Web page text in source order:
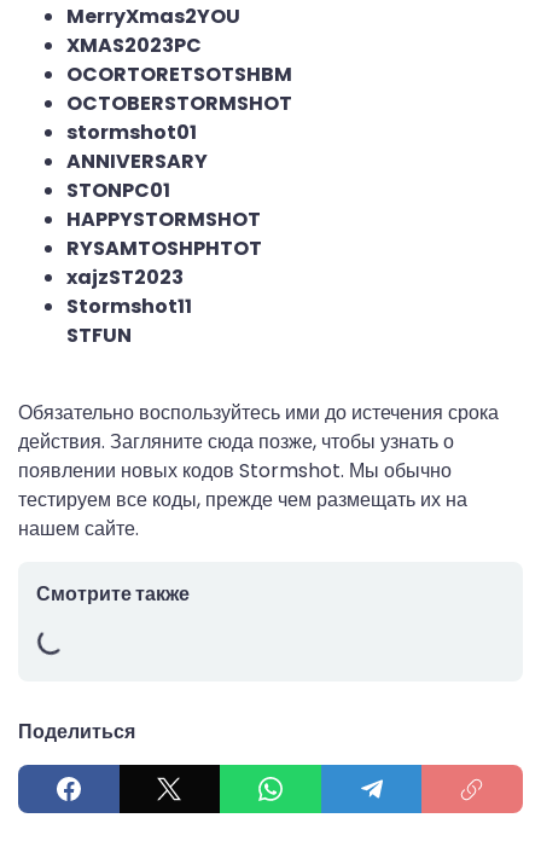
MerryXmas2YOU
XMAS2023PC
OCORTORETSOTSHBM
OCTOBERSTORMSHOT
stormshot01
ANNIVERSARY
STONPC01
HAPPYSTORMSHOT
RYSAMTOSHPHTOT
xajzST2023
Stormshot11
STFUN
Обязательно воспользуйтесь ими до истечения срока
действия. Загляните сюда позже, чтобы узнать о
появлении новых кодов Stormshot. Мы обычно
тестируем все коды, прежде чем размещать их на
нашем сайте.
Смотрите также
Поделиться